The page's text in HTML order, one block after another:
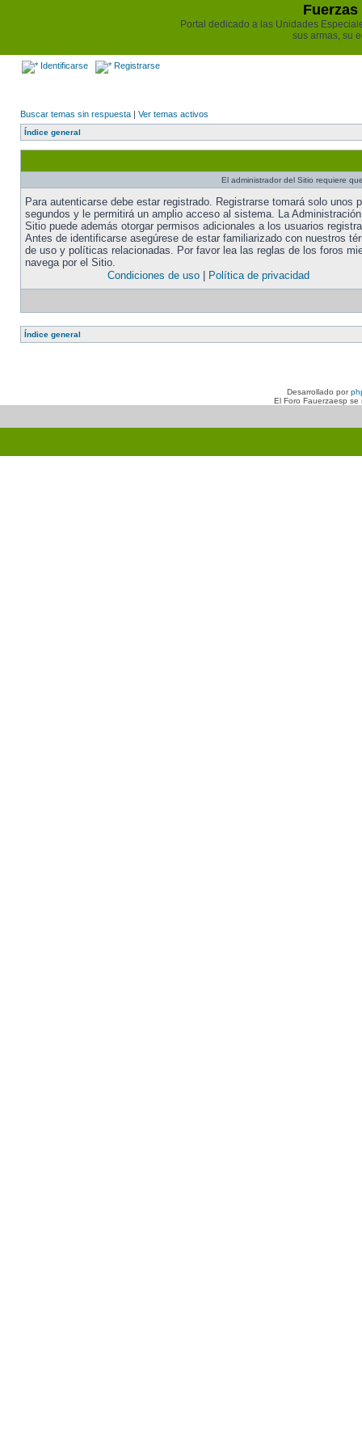
Portal dedicado a las Unidades
sus armas, su
Identificarse Registrarse
Buscar temas sin respuesta | Ver temas activos
Índice general
El administrador del Sitio requiere
Para autenticarse debe estar registrado. Registrarse tomará solo unos
segundos y le permitirá un amplio acceso al sistema. La
Sitio puede además otorgar permisos adicionales a los usuarios
Antes de identificarse asegúrese de estar familiarizado con nuestros
de uso y políticas relacionadas. Por favor lea las reglas de los foros
navega por el Sitio.
Condiciones de uso| Política de privacidad
Índice general
Desarrollado por
El Foro Fauerzaesp